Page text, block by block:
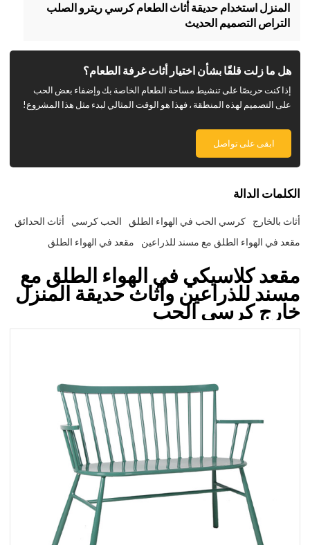
المنزل استخدام حديقة أثاث الطعام كرسي ريترو الصلب
التراص التصميم الحديث
هل ما زلت قلقًا بشأن اختيار أثاث غرفة الطعام؟
إذا كنت حريصًا على تنشيط مساحة الطعام الخاصة بك وإضفاء بعض الحب
على التصميم لهذه المنطقة ، فهذا هو الوقت المثالي لبدء مثل هذا المشروع!
ابقى على تواصل
الكلمات الدالة
أثاث بالخارج كرسي الحب في الهواء الطلق الحب كرسي
أثاث الحدائق
مقعد في الهواء الطلق مع مسند للذراعين
مقعد في الهواء الطلق
مقعد كلاسيكي في الهواء الطلق مع
مسند للذراعين وأثاث حديقة المنزل
خارج كرسي الحب